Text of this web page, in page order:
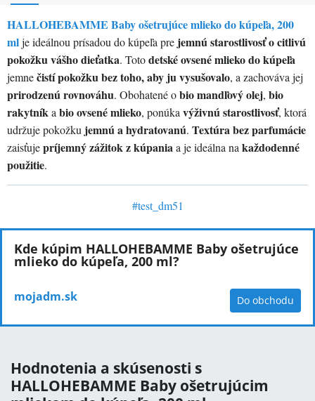
HALLOHEBAMME Baby ošetrujúce mlieko do kúpeľa, 200
mlje ideálnou prísadou do kúpeľa pre jemnú starostlivosť o citlivú
pokožku vášho dieťatka. Totodetské ovsené mlieko do kúpeľa
jemnečistí pokožku bez toho, aby ju vysušovalo, a zachováva jej
prirodzenú rovnováhu. Obohatené obio mandľový olej, bio
rakytníkabio ovsené mlieko, ponúkavýživnú starostlivosť, ktorá
udržuje pokožku jemnú a hydratovanú. Textúra bez parfumácie
zaisťujepríjemný zážitok z kúpaniaa je ideálna nakaždodenné
použitie.
#test_dm51
Kde kúpim HALLOHEBAMME Baby ošetrujúce
mlieko do kúpeľa, 200 ml?
mojadm.sk Do obchodu
Hodnotenia a skúsenosti s
HALLOHEBAMME Baby ošetrujúcim